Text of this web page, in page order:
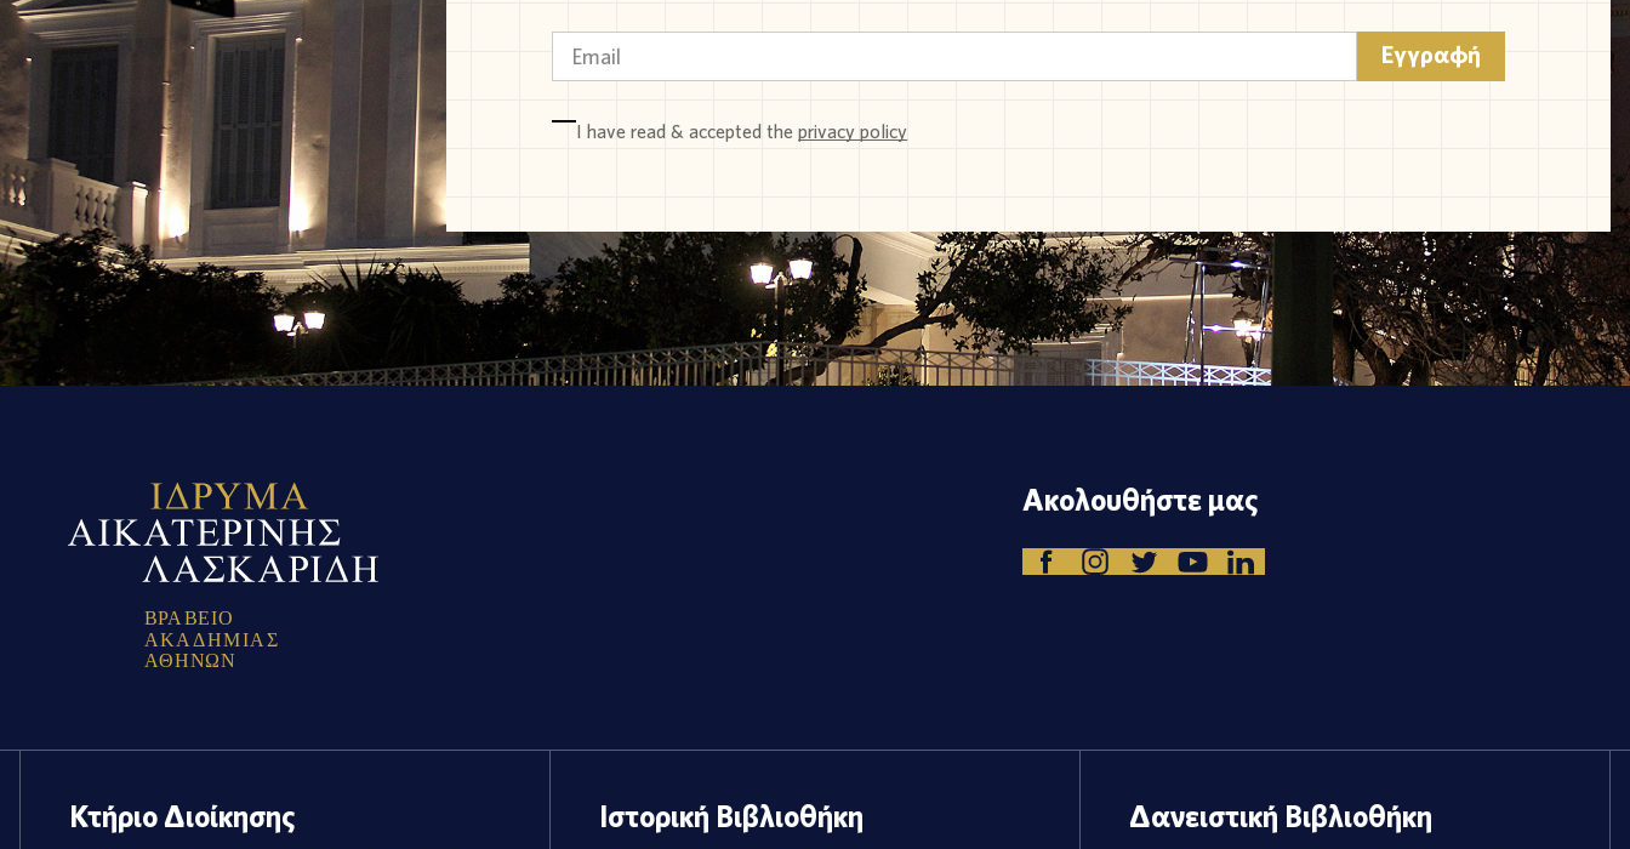
I have read & accepted theprivacy policy
ΒΡΑ ΒΕΙΟ
ΑΚΑ ΔΗΜΙΑ Σ
ΑΘΗΝΩΝ
Ακολουθήστε μας
Κτήριο Διοίκησης Ιστορική Βιβλιοθήκη Δανειστική Βιβλιοθήκη